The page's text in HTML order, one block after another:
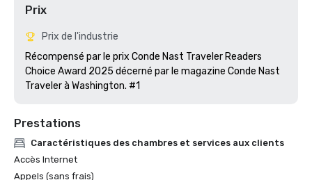
Prix
Prix de l'industrie
Récompensé par le prix Conde Nast Traveler Readers
Choice Award 2025 décerné par le magazine Conde Nast
Traveler à Washington. #1
Prestations
Caractéristiques des chambres et services aux clients
Accès Internet
Appels (sans frais)